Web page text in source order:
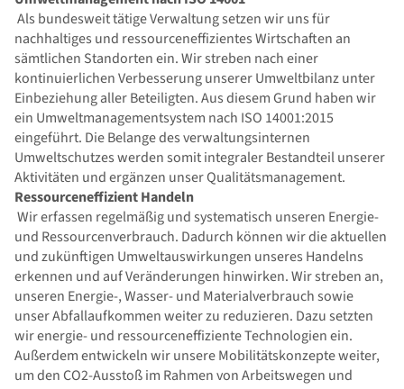
Als bundesweit tätige Verwaltung setzen wir uns für
nachhaltiges und ressourceneffizientes Wirtschaften an
sämtlichen Standorten ein. Wir streben nach einer
kontinuierlichen Verbesserung unserer Umweltbilanz unter
Einbeziehung aller Beteiligten. Aus diesem Grund haben wir
ein Umweltmanagementsystem nach ISO 14001:2015
eingeführt. Die Belange des verwaltungsinternen
Umweltschutzes werden somit integraler Bestandteil unserer
Aktivitäten und ergänzen unser Qualitätsmanagement.
Ressourceneffizient Handeln
Wir erfassen regelmäßig und systematisch unseren Energie-
und Ressourcenverbrauch. Dadurch können wir die aktuellen
und zukünftigen Umweltauswirkungen unseres Handelns
erkennen und auf Veränderungen hinwirken. Wir streben an,
unseren Energie-, Wasser- und Materialverbrauch sowie
unser Abfallaufkommen weiter zu reduzieren. Dazu setzten
wir energie- und ressourceneffiziente Technologien ein.
Außerdem entwickeln wir unsere Mobilitätskonzepte weiter,
um den CO2-Ausstoß im Rahmen von Arbeitswegen und